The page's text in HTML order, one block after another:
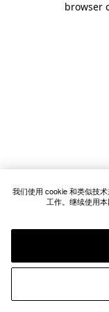
browser
我们使用 cookie 和类似技
工作。继续使用